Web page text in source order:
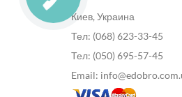
Киев, Украина
Тел: (068) 623-33-45
Тел: (050) 695-57-45
Email: